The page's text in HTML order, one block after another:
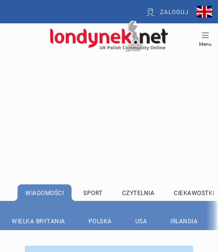
ZALOGUJ
Menu
WIADOMOŚCI SPORT CZYTELNIA CIEKAWOSTKI
WIELKA BRYTANIA POLSKA USA IRLANDIA